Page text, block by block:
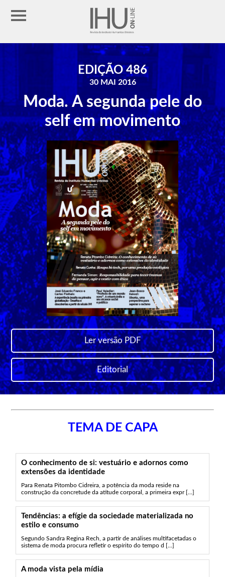
EDIÇÃO 486
30 MAI 2016
Moda. A segunda pele do
self em movimento
Ler versão PDF
Editorial
TEMA DE CAPA
O conhecimento de si: vestuário e adornos como
extensões da identidade
Para Renata Pitombo Cidreira, a potência da moda reside na
construção da concretude da atitude corporal, a primeira expr [...]
Tendências: a efígie da sociedade materializada no
estilo e consumo
Segundo Sandra Regina Rech, a partir de análises multifacetadas o
sistema de moda procura refletir o espírito do tempo d [...]
A moda vista pela mídia